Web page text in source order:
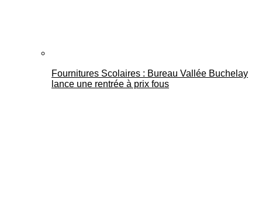
Fournitures Scolaires : Bureau Vallée Buchelay
lance une rentrée à prix fous